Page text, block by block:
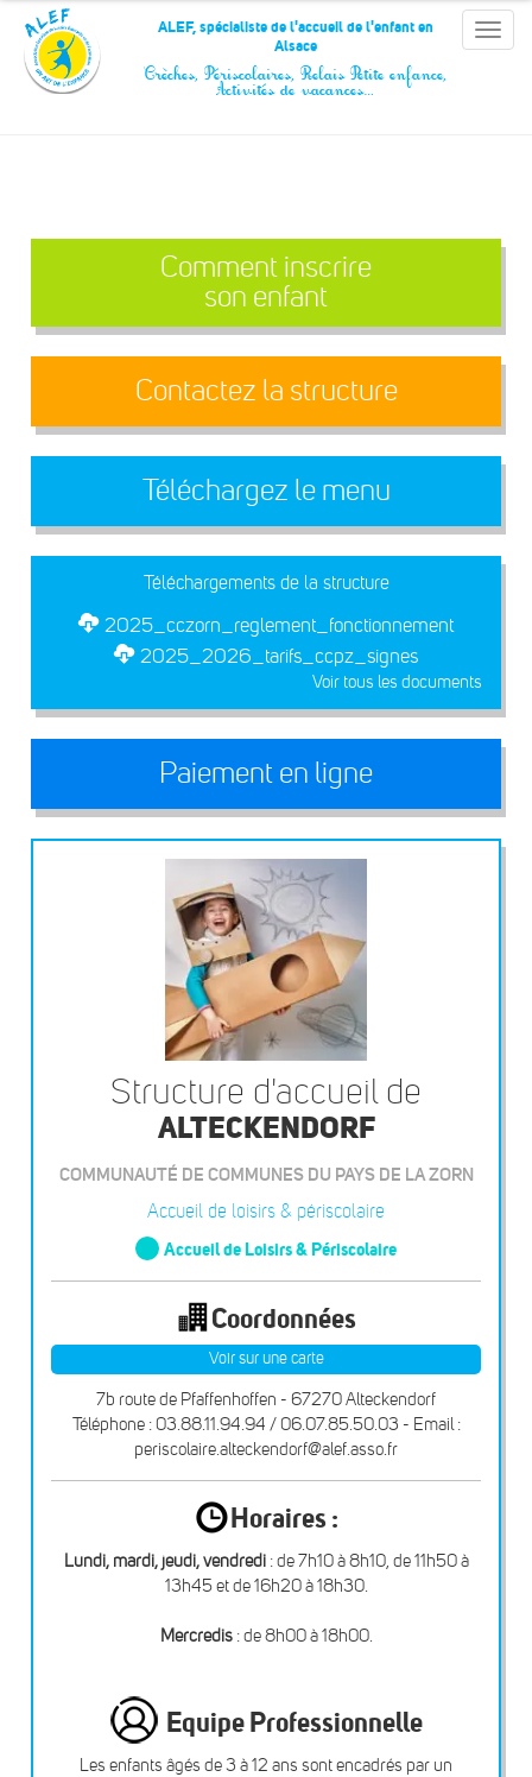
Panneau de gestion des cookies
Toggle
ALEF, spécialiste de l'accueil de l'enfant en
Alsace
Crèches, Périscolaires, Relais Petite enfance,
Activités de vacances…
Comment inscrire
son enfant
Contactez la structure
Téléchargez le menu
Téléchargements de la structure
2025_cczorn_reglement_fonctionnement
2025_2026_tarifs_ccpz_signes
Voir tous les documents
Paiement en ligne
Structure d'accueil de
ALTECKENDORF
COMMUNAUTÉ DE COMMUNES DU PAYS DE LA ZORN
Accueil de loisirs & périscolaire
Accueil de Loisirs & Périscolaire
Coordonnées
Voir sur une carte
7b route de Pfaffenhoffen - 67270 Alteckendorf
Téléphone : 03.88.11.94.94 / 06.07.85.50.03 - Email :
periscolaire.alteckendorf@alef.asso.fr
Horaires :
Lundi, mardi, jeudi, vendredi: de 7h10 à 8h10, de 11h50 à
13h45 et de 16h20 à 18h30.
Mercredis : de 8h00 à 18h00.
Equipe Professionnelle
Les enfants âgés de 3 à 12 ans sont encadrés par un